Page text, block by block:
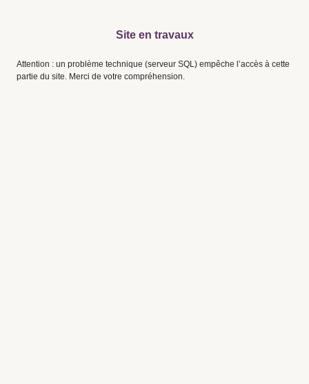
Site en travaux
Attention : un problème technique (serveur SQL) empêche l’accès à cette
partie du site. Merci de votre compréhension.